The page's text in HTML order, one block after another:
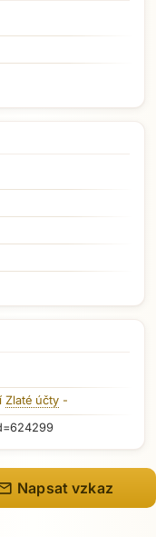
hlavní obsah
Zlaté účty -
Napsat vzkaz